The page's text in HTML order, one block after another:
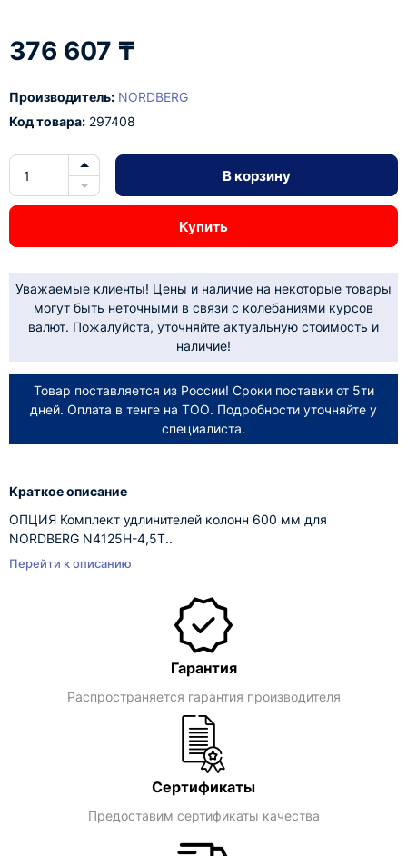
376 607 ₸
Производитель: NORDBERG
Код товара: 297408
В корзину
Купить
Уважаемые клиенты! Цены и наличие на некоторые товары
могут быть неточными в связи с колебаниями курсов
валют. Пожалуйста, уточняйте актуальную стоимость и
наличие!
Товар поставляется из России! Сроки поставки от 5ти
дней. Оплата в тенге на ТОО. Подробности уточняйте у
специалиста.
Краткое описание
ОПЦИЯ Комплект удлинителей колонн 600 мм для
NORDBERG N4125H-4,5T..
Перейти к описанию
Гарантия
Распространяется гарантия производителя
Сертификаты
Предоставим сертификаты качества